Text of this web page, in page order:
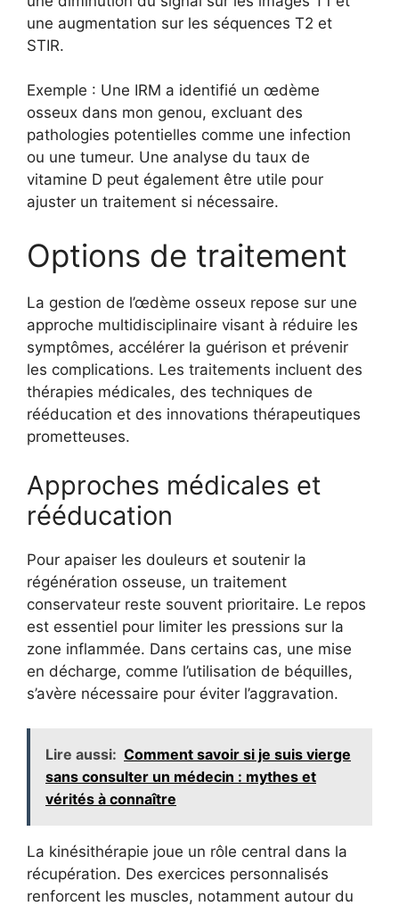
une augmentation sur les séquences T2 et
STIR.
Exemple : Une IRM a identifié un œdème
osseux dans mon genou, excluant des
pathologies potentielles comme une infection
ou une tumeur. Une analyse du taux de
vitamine D peut également être utile pour
ajuster un traitement si nécessaire.
Options de traitement
La gestion de l’œdème osseux repose sur une
approche multidisciplinaire visant à réduire les
symptômes, accélérer la guérison et prévenir
les complications. Les traitements incluent des
thérapies médicales, des techniques de
rééducation et des innovations thérapeutiques
prometteuses.
Approches médicales et
rééducation
Pour apaiser les douleurs et soutenir la
régénération osseuse, un traitement
conservateur reste souvent prioritaire. Le repos
est essentiel pour limiter les pressions sur la
zone inflammée. Dans certains cas, une mise
en décharge, comme l’utilisation de béquilles,
s’avère nécessaire pour éviter l’aggravation.
Lire aussi: Comment savoir si je suis vierge
sans consulter un médecin : mythes et
vérités à connaître
La kinésithérapie joue un rôle central dans la
récupération. Des exercices personnalisés
renforcent les muscles, notamment autour du